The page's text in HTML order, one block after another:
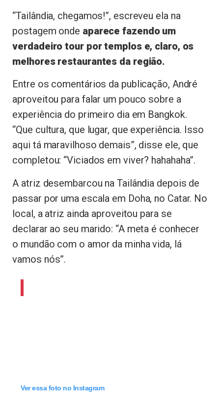
“Tailândia, chegamos!”, escreveu ela na
postagem onde aparece fazendo um
verdadeiro tour por templos e, claro, os
melhores restaurantes da região.
Entre os comentários da publicação, André
aproveitou para falar um pouco sobre a
experiência do primeiro dia em Bangkok.
“Que cultura, que lugar, que experiência. Isso
aqui tá maravilhoso demais”, disse ele, que
completou: “Viciados em viver? hahahaha”.
A atriz desembarcou na Tailândia depois de
passar por uma escala em Doha, no Catar. No
local, a atriz ainda aproveitou para se
declarar ao seu marido: “A meta é conhecer
o mundão com o amor da minha vida, lá
vamos nós”.
Ver essa foto no Instagram